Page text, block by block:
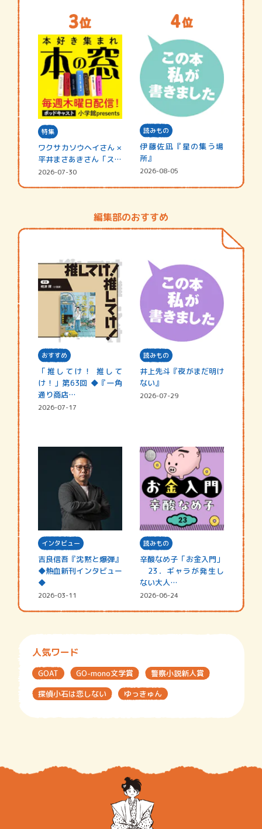
特集
ワクサカソウヘイさん ×
平井まさあきさん「スペ
シャ…
2026-07-30
読みもの
伊藤佐凪『星の集う場
所』
2026-08-05
編集部のおすすめ
おすすめ
「推してけ！ 推して
け！」第63回 ◆『一角
通り商店…
2026-07-17
読みもの
井上先斗『夜がまだ明け
ない』
2026-07-29
インタビュー
吉良信吾『沈黙と爆弾』
◆熱血新刊インタビュー
◆
2026-03-11
読みもの
辛酸なめ子「お金入門」
23．ギャラが発生し
ない大人…
2026-06-24
人気ワード
GOAT GO-mono文学賞
警察小説新人賞
探偵小石は恋しない
ゆっきゅん